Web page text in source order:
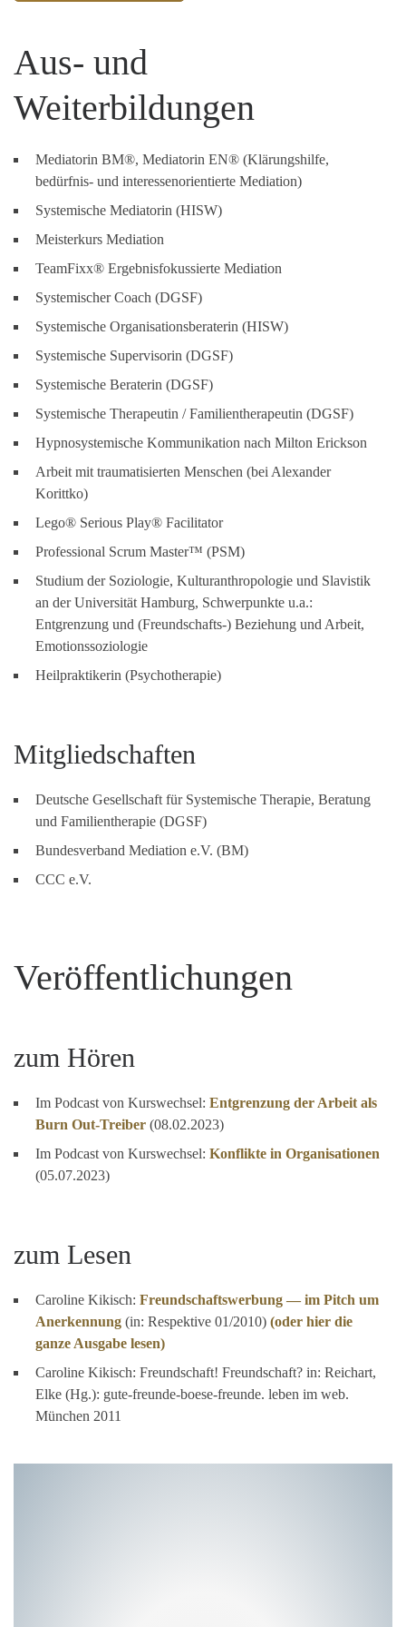
Aus- und
Weiterbildungen
Mediatorin BM®, Mediatorin EN® (Klärungshilfe,
bedürfnis- und interessenorientierte Mediation)
Systemische Mediatorin (HISW)
Meisterkurs Mediation
TeamFixx® Ergebnisfokussierte Mediation
Systemischer Coach (DGSF)
Systemische Organisationsberaterin (HISW)
Systemische Supervisorin (DGSF)
Systemische Beraterin (DGSF)
Systemische Therapeutin / Familientherapeutin (DGSF)
Hypnosystemische Kommunikation nach Milton Erickson
Arbeit mit traumatisierten Menschen (bei Alexander
Korittko)
Lego® Serious Play® Facilitator
Professional Scrum Master™ (PSM)
Studium der Soziologie, Kulturanthropologie und Slavistik
an der Universität Hamburg, Schwerpunkte u.a.:
Entgrenzung und (Freundschafts-) Beziehung und Arbeit,
Emotionssoziologie
Heilpraktikerin (Psychotherapie)
Mitgliedschaften
Deutsche Gesellschaft für Systemische Therapie, Beratung
und Familientherapie (DGSF)
Bundesverband Mediation e.V. (BM)
CCC e.V.
Veröffentlichungen
zum Hören
Im Podcast von Kurswechsel: Entgrenzung der Arbeit als
Burn Out-Treiber (08.02.2023)
Im Podcast von Kurswechsel: Konflikte in Organisationen
(05.07.2023)
zum Lesen
Caroline Kikisch: Freundschaftswerbung — im Pitch um
Anerkennung (in: Respektive 01/2010) (oder hier die
ganze Ausgabe lesen)
Caroline Kikisch: Freundschaft! Freundschaft? in: Reichart,
Elke (Hg.): gute-freunde-boese-freunde. leben im web.
München 2011